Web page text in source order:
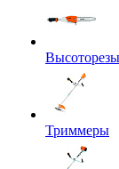
Высоторезы
Триммеры